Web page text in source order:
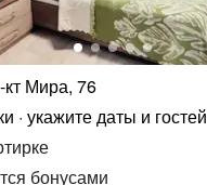
кт Мира, 76
укажите даты и гостей
бонусами